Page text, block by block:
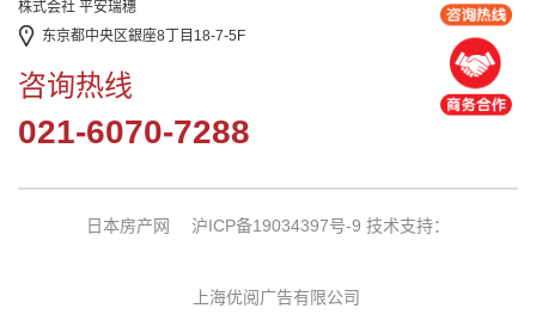
株式会社 平安瑞穗
东京都中央区銀座8丁目18-7-5F
咨询热线
021-6070-7288
日本房产网 沪ICP备19034397号-9 技术支持：
上海优阅广告有限公司